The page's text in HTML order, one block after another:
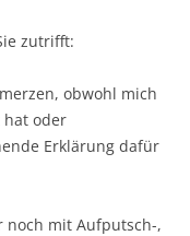
zutrifft:
obwohl mich
hat oder
Erklärung dafür
noch mit Aufputsch-,